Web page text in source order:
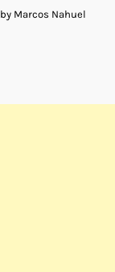
by Marcos Nahuel